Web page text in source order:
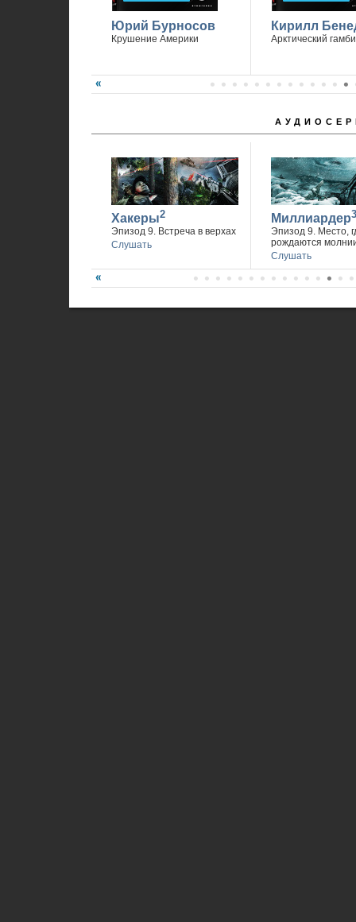
Юрий Бурносов
Крушение Америки
Кирилл
Арктический
Хакеры2
Эпизод 9. Встреча в верхах
Слушать
Миллиардер3
Эпизод 9. Место,
рождаются
Слушать